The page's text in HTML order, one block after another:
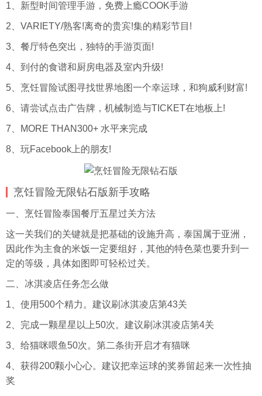
1、新型时间管理手游，免费上瘾COOK手游
2、VARIETY/熟客!离奇的贵宾!集的精彩节目!
3、餐厅特色突出，独特的手游页面!
4、到付的食谱和厨房电器及室内升级!
5、烹饪冒险试图寻找世界地图一个幸运球，和狗威利财富!
6、请尝试点击广告牌，机械制造与TICKET在地板上!
7、MORE THAN300+ 水平来完成
8、玩Facebook上的朋友!
烹饪冒险无限钻石版新手攻略
一、烹饪冒险泰国餐厅五星过关方法
这一关我们的关键就是把基础的设施升高，泰国属于亚洲，
因此作为主食的米饭一定要组好，其他的特色菜也要升到一
定的等级，具体如图即可轻松过关。
二、冰淇凌店任务怎么做
1、使用500个精力。建议刷冰淇凌店第43关
2、完成一颗星星以上50次。建议刷冰淇凌店第4关
3、给猫咪喂鱼50次。第二条街开启才有猫咪
4、获得200颗小心心。建议把幸运球的奖券留起来一次性抽
奖